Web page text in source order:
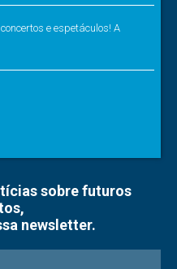
e espetáculos! A
sobre futuros
newsletter.